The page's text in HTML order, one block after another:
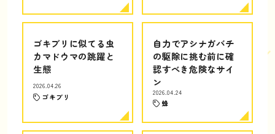
ゴキブリに似てる虫
カマドウマの跳躍と
生態
2026.04.26
ゴキブリ
自力でアシナガバチ
の駆除に挑む前に確
認すべき危険なサイ
ン
2026.04.24
蜂